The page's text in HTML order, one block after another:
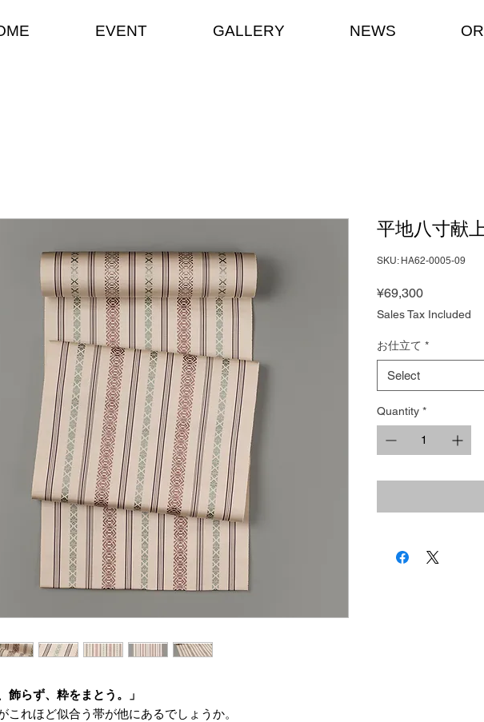
EVENT GALLERY NEWS
飾らず、粋をまとう。」
これほど似合う帯が他にあるでしょうか。
平地八寸献
SKU: HA62-0005-09
¥69,300Price
Sales Tax Included
お仕立て *
Select
Quantity *